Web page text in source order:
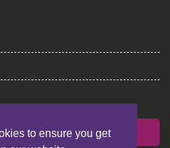
to ensure you get
RHOI